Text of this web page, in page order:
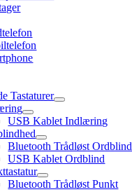
Tastaturer
USB Kablet Indlæring
Bluetooth Trådløst Ordblind
USB Kablet Ordblind
Bluetooth Trådløst Punkt